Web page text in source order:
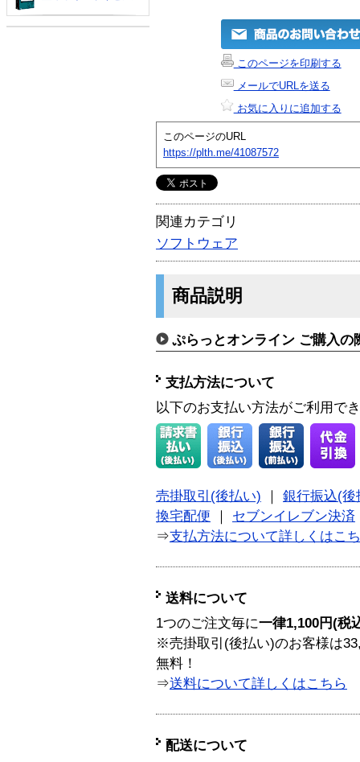
このページを印刷する
メールでURLを送る
お気に入りに追加する
このページのURL
https://plth.me/41087572
関連カテゴリ
ソフトウェア
商品説明
ぷらっとオンライン ご購入の
支払方法について
以下のお支払い方法がご利用で
売掛取引(後払い)
銀行振込(後
換宅配便
セブンイレブン決済
⇒支払方法について詳しくはこ
送料について
1つのご注文毎に一律1,100円(税
※売掛取引(後払い)のお客様は
無料！
⇒送料について詳しくはこちら
配送について